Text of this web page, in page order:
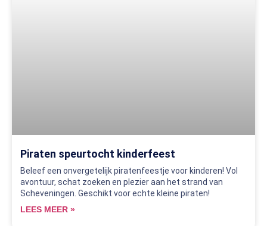
Piraten speurtocht kinderfeest
Beleef een onvergetelijk piratenfeestje voor kinderen! Vol
avontuur, schat zoeken en plezier aan het strand van
Scheveningen. Geschikt voor echte kleine piraten!
LEES MEER »